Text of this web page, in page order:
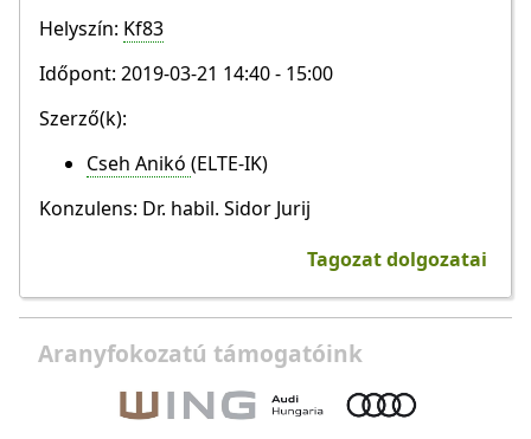
Helyszín: Kf83
Időpont: 2019-03-21 14:40 - 15:00
Szerző(k):
Cseh Anikó (ELTE-IK)
Konzulens: Dr. habil. Sidor Jurij
Tagozat dolgozatai
Aranyfokozatú támogatóink